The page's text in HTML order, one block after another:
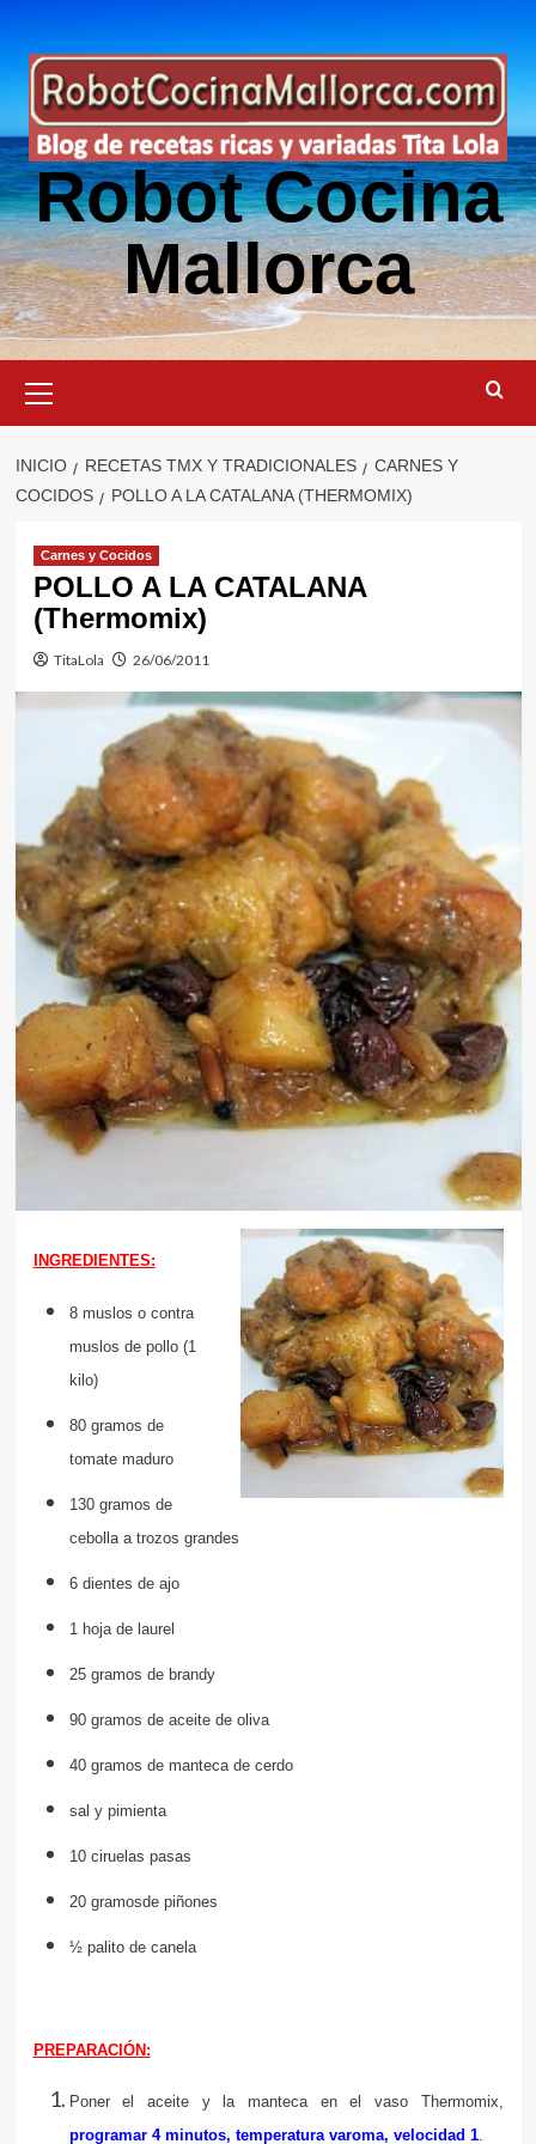
contenido
Robot Cocina
Mallorca
primario
INICIO RECETAS TMX Y TRADICIONALES
CARNES Y
COCIDOS
POLLO A LA CATALANA (THERMOMIX)
Carnes y Cocidos
POLLO A LA CATALANA
(Thermomix)
TitaLola 26/06/2011
INGREDIENTES:
8 muslos o contra
muslos de pollo (1
kilo)
80 gramos de
tomate maduro
130 gramos de
cebolla a trozos grandes
6 dientes de ajo
1 hoja de laurel
25 gramos de brandy
90 gramos de aceite de oliva
40 gramos de manteca de cerdo
sal y pimienta
10 ciruelas pasas
20 gramosde piñones
½ palito de canela
PREPARACIÓN:
Poner el aceite y la manteca en el vaso Thermomix,
programar 4 minutos, temperatura varoma, velocidad 1.